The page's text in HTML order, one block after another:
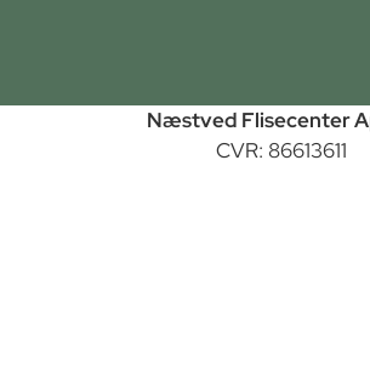
Næstved Flisecenter
CVR: 86613611